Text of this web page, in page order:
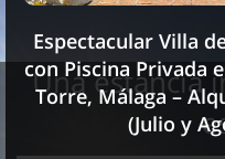
Una estancia
Espectacular Villa
con Piscina Privada
Torre, Málaga –
(Julio y